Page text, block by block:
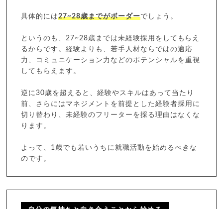
具体的には27~28歳までがボーダーでしょう。
というのも、27~28歳までは未経験採用をしてもらえ
るからです。経験よりも、若手人材ならではの適応
力、コミュニケーション力などのポテンシャルを重視
してもらえます。
逆に30歳を超えると、経験やスキルはあって当たり
前、さらにはマネジメントを前提とした経験者採用に
切り替わり、未経験のフリーターを採る理由はなくな
ります。
よって、1歳でも若いうちに就職活動を始めるべきな
のです。